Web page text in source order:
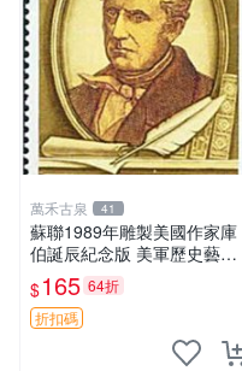
萬禾古泉 41
蘇聯1989年雕製美國作家庫
伯誕辰紀念版 美軍歷史藝術
品 耶魯出身 庫合作曲家紀念
收藏嚴選
$165 64折
折扣碼